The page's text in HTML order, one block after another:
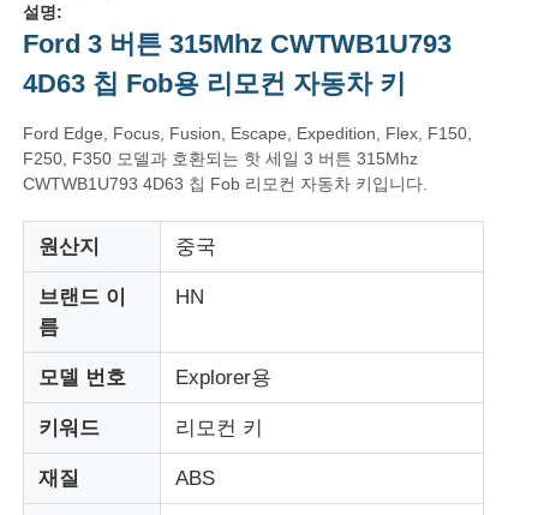
설명:
Ford 3 버튼 315Mhz CWTWB1U793
4D63 칩 Fob용 리모컨 자동차 키
Ford Edge, Focus, Fusion, Escape, Expedition, Flex, F150,
F250, F350 모델과 호환되는 핫 세일 3 버튼 315Mhz
CWTWB1U793 4D63 칩 Fob 리모컨 자동차 키입니다.
원산지 중국
브랜드 이
름
HN
모델 번호 Explorer용
키워드 리모컨 키
재질 ABS